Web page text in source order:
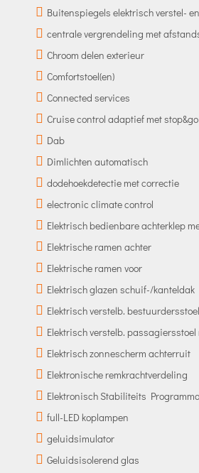
Buitenspiegels elektrisch verstel-
centrale vergrendeling met
Chroom delen exterieur
Comfortstoel(en)
Connected services
Cruise control adaptief met
Dab
Dimlichten automatisch
dodehoekdetectie met correctie
electronic climate control
Elektrisch bedienbare achterklep
Elektrische ramen achter
Elektrische ramen voor
Elektrisch glazen schuif-/kanteldak
Elektrisch verstelb.
Elektrisch verstelb. passagiersstoel
Elektrisch zonnescherm achterruit
Elektronische remkrachtverdeling
Elektronisch Stabiliteits Programma
full-LED koplampen
geluidsimulator
Geluidsisolerend glas